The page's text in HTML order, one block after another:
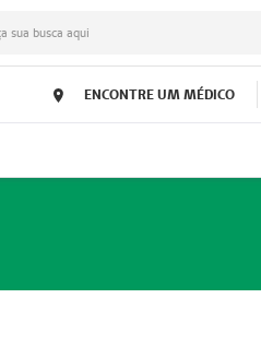
sua busca aqui
ENCONTRE UM MÉDICO